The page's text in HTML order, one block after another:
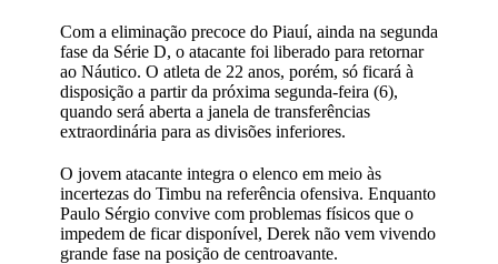
Com a eliminação precoce do Piauí, ainda na segunda
fase da Série D, o atacante foi liberado para retornar
ao Náutico. O atleta de 22 anos, porém, só ficará à
disposição a partir da próxima segunda-feira (6),
quando será aberta a janela de transferências
extraordinária para as divisões inferiores.
O jovem atacante integra o elenco em meio às
incertezas do Timbu na referência ofensiva. Enquanto
Paulo Sérgio convive com problemas físicos que o
impedem de ficar disponível, Derek não vem vivendo
grande fase na posição de centroavante.